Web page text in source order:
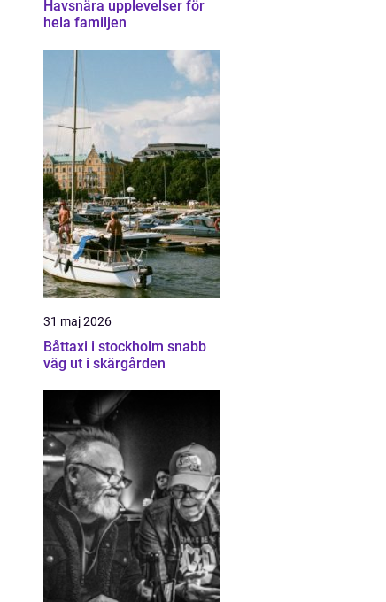
Havsnära upplevelser för
hela familjen
31 maj 2026
Båttaxi i stockholm snabb
väg ut i skärgården